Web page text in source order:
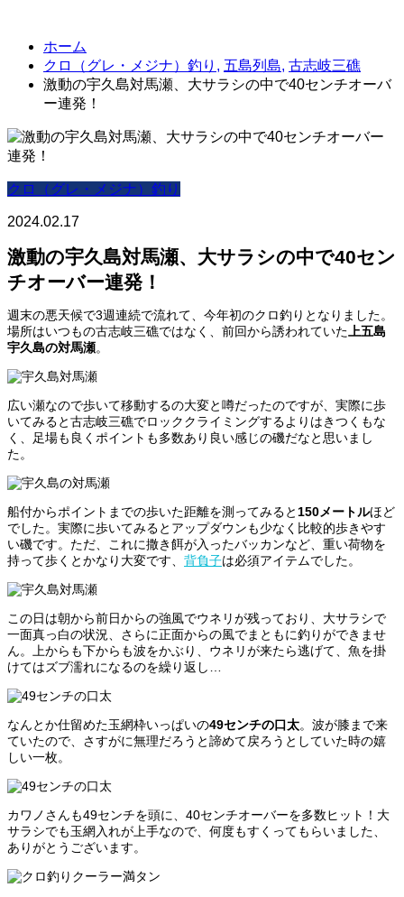
ホーム
クロ（グレ・メジナ）釣り , 五島列島, 古志岐三礁
激動の宇久島対馬瀬、大サラシの中で40センチオーバ
ー連発！
クロ（グレ・メジナ）釣り
2024.02.17
激動の宇久島対馬瀬、大サラシの中で40セン
チオーバー連発！
週末の悪天候で3週連続で流れて、今年初のクロ釣りとなりました。
場所はいつもの古志岐三礁ではなく、前回から誘われていた 上五島
宇久島の対馬瀬。
広い瀬なので歩いて移動するの大変と噂だったのですが、実際に歩
いてみると古志岐三礁でロッククライミングするよりはきつくもな
く、足場も良くポイントも多数あり良い感じの磯だなと思いまし
た。
船付からポイントまでの歩いた距離を測ってみると 150メートルほど
でした。実際に歩いてみるとアップダウンも少なく比較的歩きやす
い磯です。ただ、これに撒き餌が入ったバッカンなど、重い荷物を
持って歩くとかなり大変です、 背負子は必須アイテムでした。
この日は朝から前日からの強風でウネリが残っており、大サラシで
一面真っ白の状況、さらに正面からの風でまともに釣りができませ
ん。上からも下からも波をかぶり、ウネリが来たら逃げて、魚を掛
けてはズブ濡れになるのを繰り返し…
なんとか仕留めた玉網枠いっぱいの49センチの口太。波が膝まで来
ていたので、さすがに無理だろうと諦めて戻ろうとしていた時の嬉
しい一枚。
カワノさんも49センチを頭に、40センチオーバーを多数ヒット！大
サラシでも玉網入れが上手なので、何度もすくってもらいました、
ありがとうございます。